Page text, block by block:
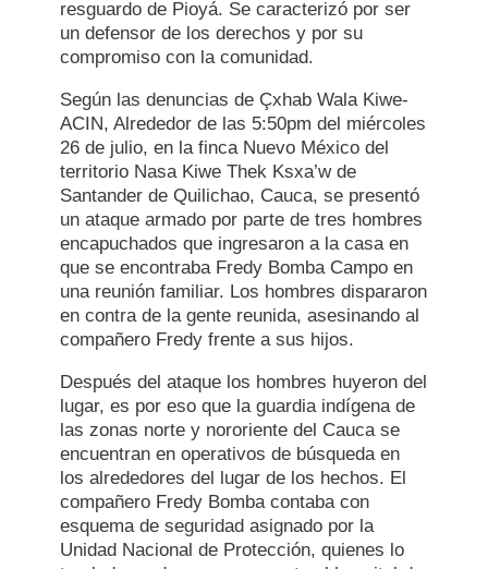
resguardo de Pioyá. Se caracterizó por ser
un defensor de los derechos y por su
compromiso con la comunidad.
Según las denuncias de Çxhab Wala Kiwe-
ACIN, Alrededor de las 5:50pm del miércoles
26 de julio, en la finca Nuevo México del
territorio Nasa Kiwe Thek Ksxa’w de
Santander de Quilichao, Cauca, se presentó
un ataque armado por parte de tres hombres
encapuchados que ingresaron a la casa en
que se encontraba Fredy Bomba Campo en
una reunión familiar. Los hombres dispararon
en contra de la gente reunida, asesinando al
compañero Fredy frente a sus hijos.
Después del ataque los hombres huyeron del
lugar, es por eso que la guardia indígena de
las zonas norte y nororiente del Cauca se
encuentran en operativos de búsqueda en
los alrededores del lugar de los hechos. El
compañero Fredy Bomba contaba con
esquema de seguridad asignado por la
Unidad Nacional de Protección, quienes lo